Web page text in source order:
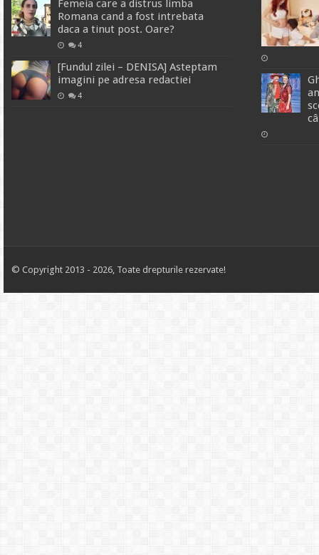
Femeia care a distrus limba
Romana cand a fost intrebata
daca a tinut post. Oare?
4
[Fundul zilei – DENISA] Asteptam
imagini pe adresa redactiei
4
© Copyright 2013 - 2026, Toate drepturile rezervate!